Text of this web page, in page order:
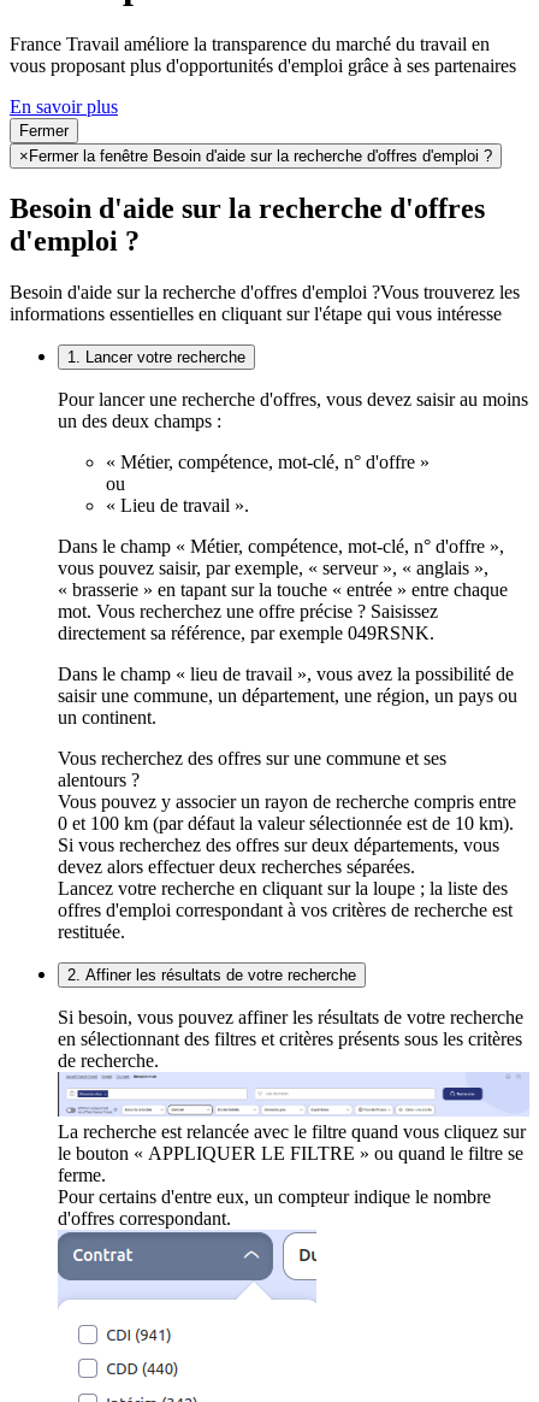
France Travail améliore la transparence du marché du travail en
vous proposant plus d'opportunités d'emploi grâce à ses partenaires
En savoir plus
Fermer
× Fermer la fenêtre Besoin d'aide sur la recherche d'offres d'emploi ?
Besoin d'aide sur la recherche d'offres
d'emploi ?
Besoin d'aide sur la recherche d'offres d'emploi ?Vous trouverez les
informations essentielles en cliquant sur l'étape qui vous intéresse
1. Lancer votre recherche
Pour lancer une recherche d'offres, vous devez saisir au moins
un des deux champs :
« Métier, compétence, mot-clé, n° d'offre »
ou
« Lieu de travail ».
Dans le champ « Métier, compétence, mot-clé, n° d'offre »,
vous pouvez saisir, par exemple, « serveur », « anglais »,
« brasserie » en tapant sur la touche « entrée » entre chaque
mot. Vous recherchez une offre précise ? Saisissez
directement sa référence, par exemple 049RSNK.
Dans le champ « lieu de travail », vous avez la possibilité de
saisir une commune, un département, une région, un pays ou
un continent.
Vous recherchez des offres sur une commune et ses
alentours ?
Vous pouvez y associer un rayon de recherche compris entre
0 et 100 km (par défaut la valeur sélectionnée est de 10 km).
Si vous recherchez des offres sur deux départements, vous
devez alors effectuer deux recherches séparées.
Lancez votre recherche en cliquant sur la loupe ; la liste des
offres d'emploi correspondant à vos critères de recherche est
restituée.
2. Affiner les résultats de votre recherche
Si besoin, vous pouvez affiner les résultats de votre recherche
en sélectionnant des filtres et critères présents sous les critères
de recherche.
La recherche est relancée avec le filtre quand vous cliquez sur
le bouton « APPLIQUER LE FILTRE » ou quand le filtre se
ferme.
Pour certains d'entre eux, un compteur indique le nombre
d'offres correspondant.